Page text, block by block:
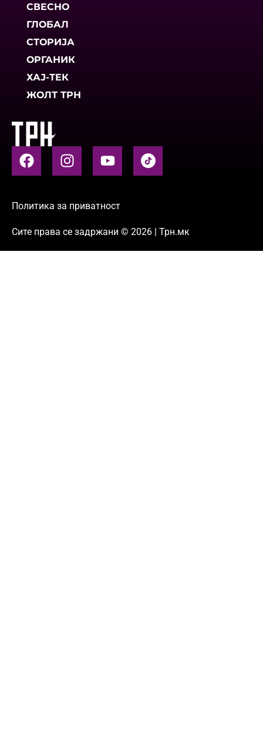
СВЕСНО
ГЛОБАЛ
СТОРИЈА
ОРГАНИК
ХАЈ-ТЕК
ЖОЛТ ТРН
Политика за приватност
Сите права се задржани © 2026 | Трн.мк